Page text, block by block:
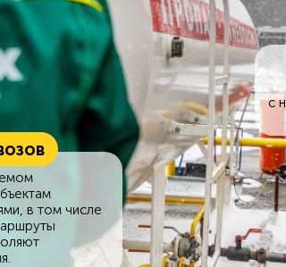
с
в том числе